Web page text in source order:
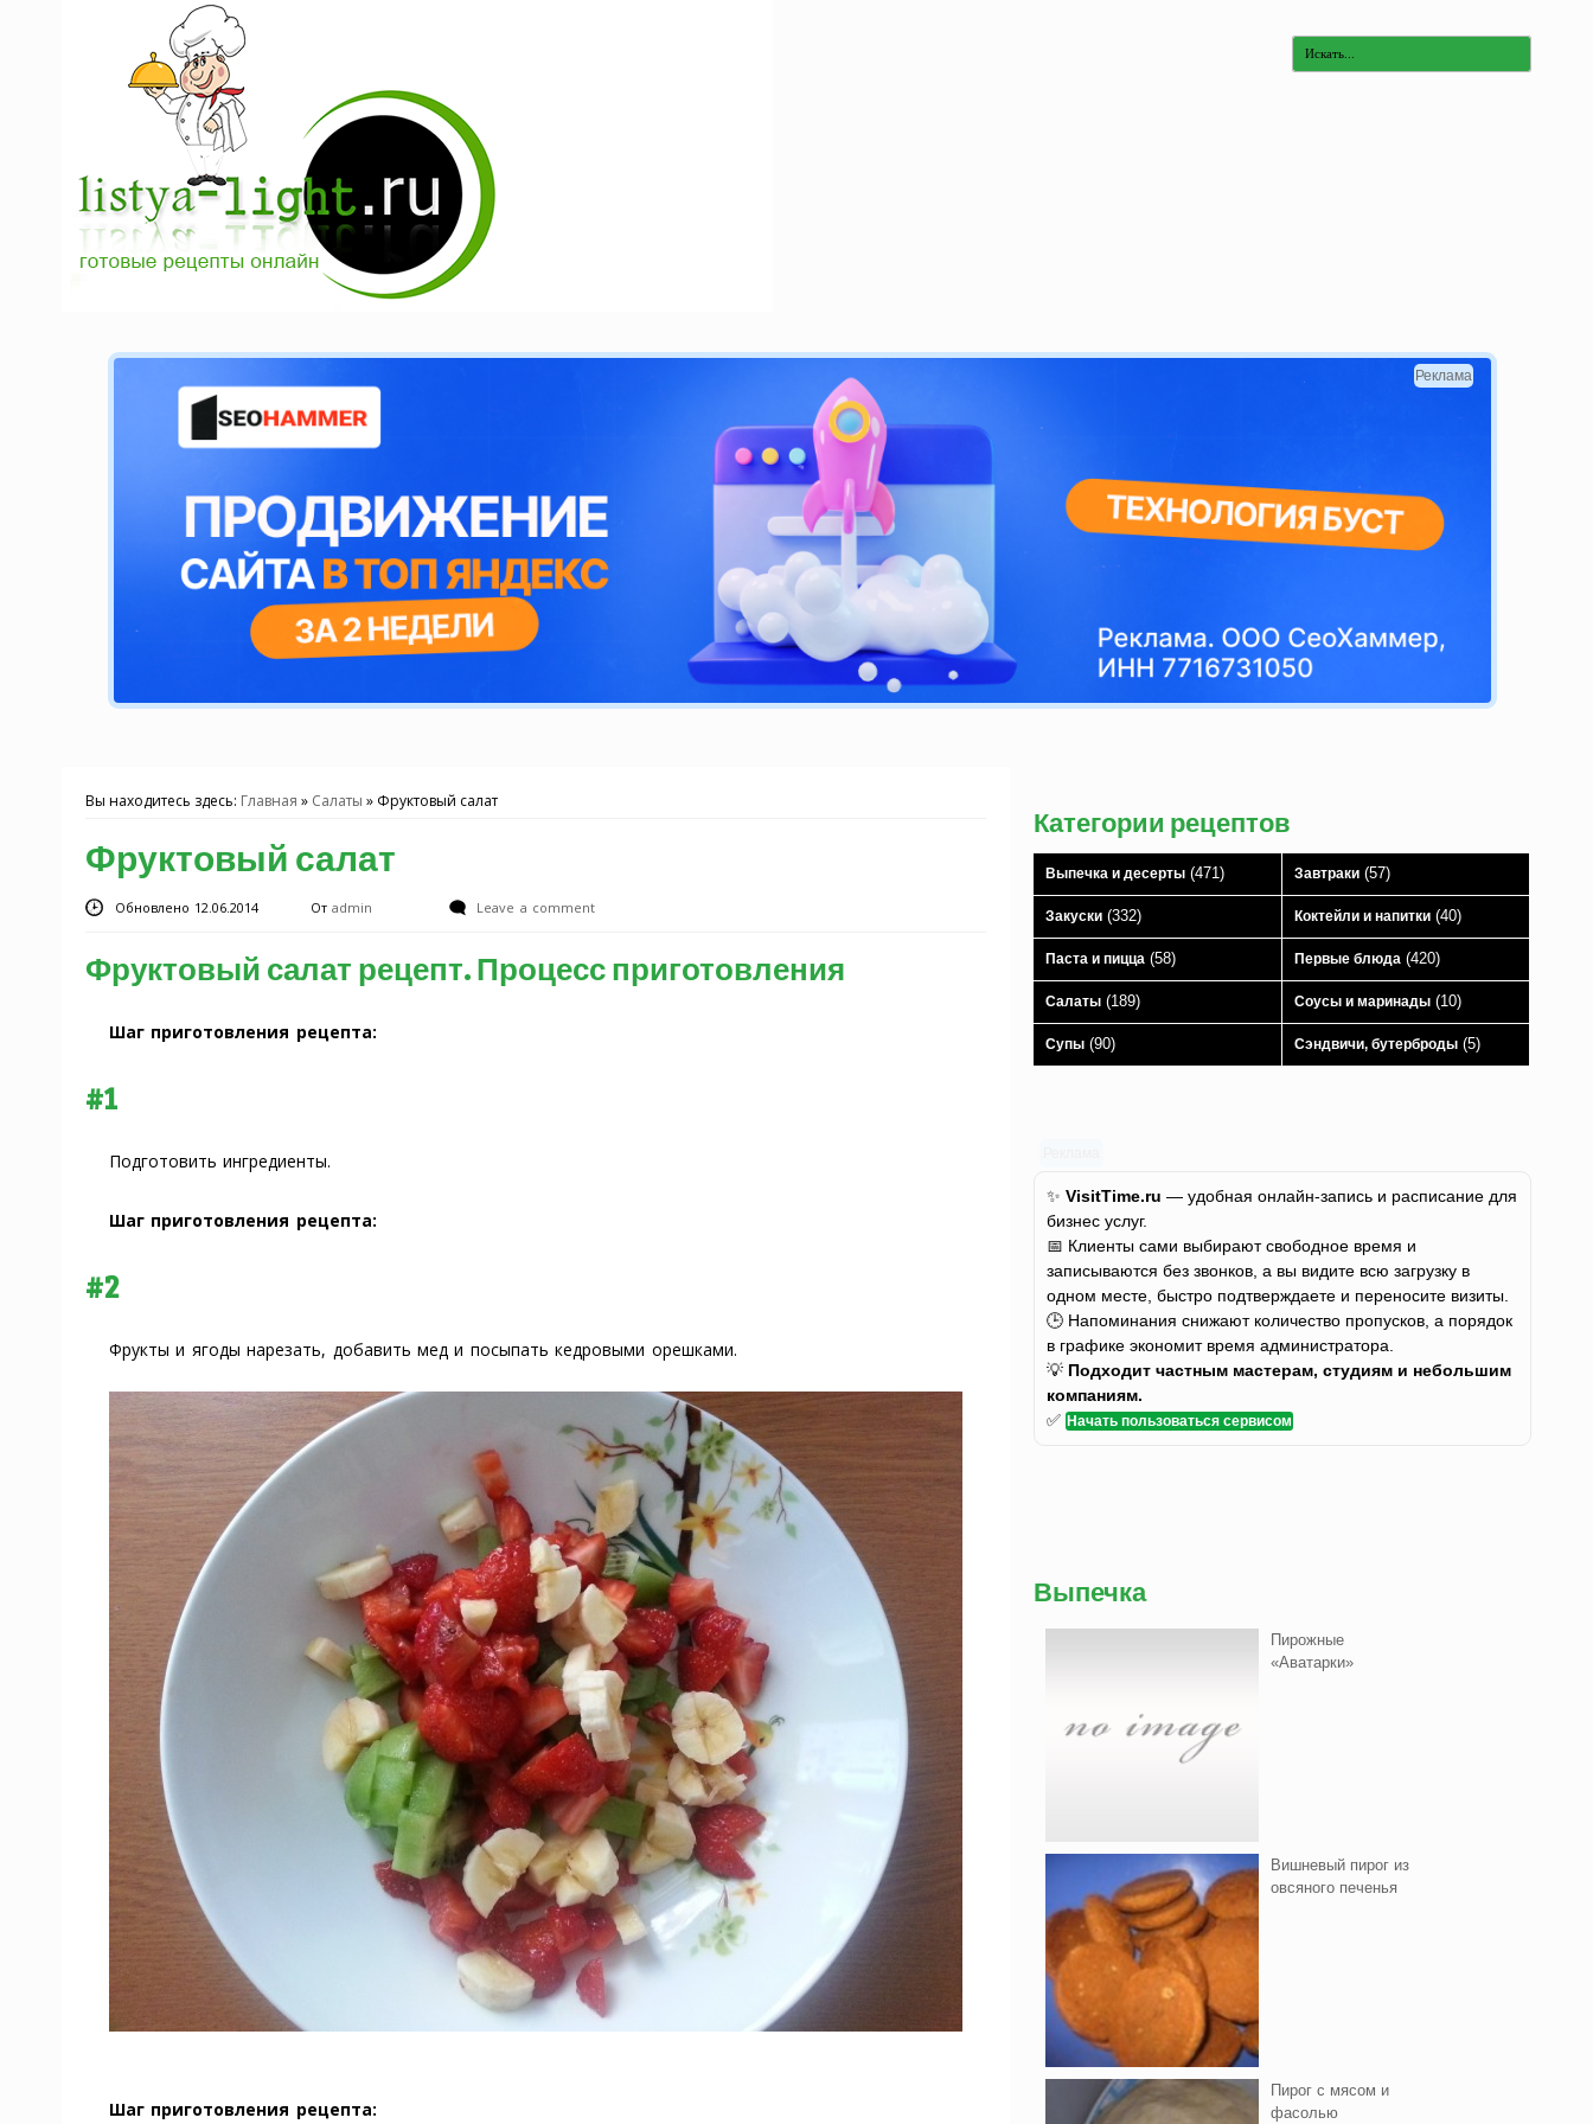
Реклама
Вы находитесь здесь: Главная » Салаты » Фруктовый салат
Фруктовый салат
Обновлено 12.06.2014 Отadmin Leave a comment
Фруктовый салат рецепт. Процесс приготовления
Шаг приготовления рецепта:
#1
Подготовить ингредиенты.
Шаг приготовления рецепта:
#2
Фрукты и ягоды нарезать, добавить мед и посыпать кедровыми орешками.
Шаг приготовления рецепта:
Категории рецептов
Выпечка и десерты (471) Завтраки(57)
Закуски (332) Коктейли и напитки(40)
Паста и пицца (58) Первые блюда (420)
Салаты (189) Соусы и маринады(10)
Супы (90) Сэндвичи, бутерброды(5)
✨ VisitTime.ru — удобная онлайн-запись и расписание для
бизнес услуг.
📅 Клиенты сами выбирают свободное время и
записываются без звонков, а вы видите всю загрузку в
одном месте, быстро подтверждаете и переносите визиты.
🕒 Напоминания снижают количество пропусков, а порядок
в графике экономит время администратора.
💡 Подходит частным мастерам, студиям и небольшим
компаниям.
✅ Начать пользоваться сервисом
Выпечка
Пирожные
«Аватарки»
Вишнeвый пирог из
овсяного печенья
Пирог с мясом и
фасолью